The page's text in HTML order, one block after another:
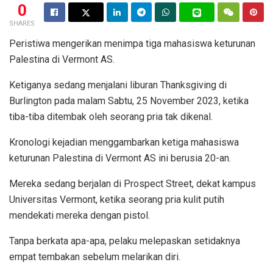
0
SHARES
Peristiwa mengerikan menimpa tiga mahasiswa keturunan
Palestina di Vermont AS.
Ketiganya sedang menjalani liburan Thanksgiving di
Burlington pada malam Sabtu, 25 November 2023, ketika
tiba-tiba ditembak oleh seorang pria tak dikenal.
Kronologi kejadian menggambarkan ketiga mahasiswa
keturunan Palestina di Vermont AS ini berusia 20-an.
Mereka sedang berjalan di Prospect Street, dekat kampus
Universitas Vermont, ketika seorang pria kulit putih
mendekati mereka dengan pistol.
Tanpa berkata apa-apa, pelaku melepaskan setidaknya
empat tembakan sebelum melarikan diri.